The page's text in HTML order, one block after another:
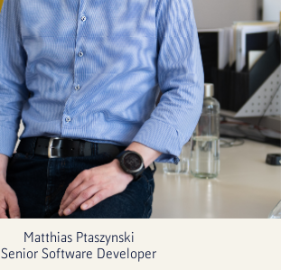
Matthias Ptaszynski
Senior Software Developer